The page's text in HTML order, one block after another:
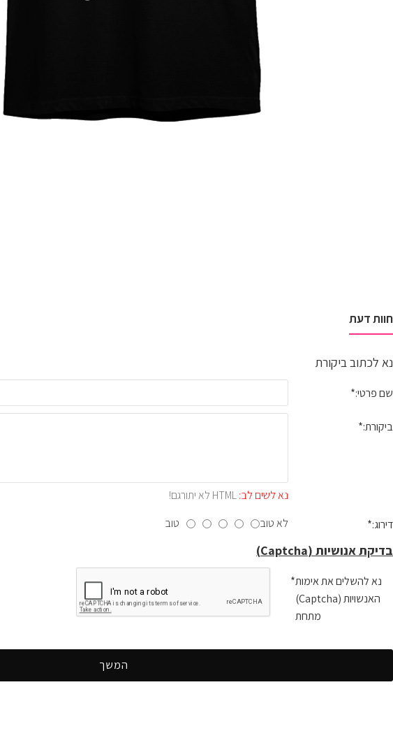
חוות דעת
נא לכתוב ביקורת
שם פרטי:
ביקורת:
נא לשים לב:
דירוג:
לא טוב טוב
בדיקת אנושיות (Captcha)
נא להשלים את אימות
האנשויות (Captcha)
מתחת
המשך